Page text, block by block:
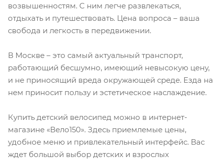
возвышенностям. С ним легче развлекаться,
отдыхать и путешествовать. Цена вопроса – ваша
свобода и легкость в передвижении.
В Москве – это самый актуальный транспорт,
работающий бесшумно, имеющий невысокую цену,
и не приносящий вреда окружающей среде. Езда на
нем приносит пользу и эстетическое наслаждение.
Купить детский велосипед можно в интернет-
магазине «Вело150». Здесь приемлемые цены,
удобное меню и привлекательный интерфейс. Вас
ждет большой выбор детских и взрослых